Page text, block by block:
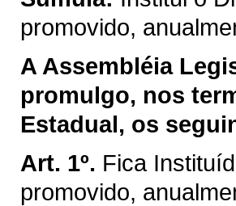
promovido,
A Assembléia
promulgo, nos
Estadual, os
Art. 1º. Fica
promovido,